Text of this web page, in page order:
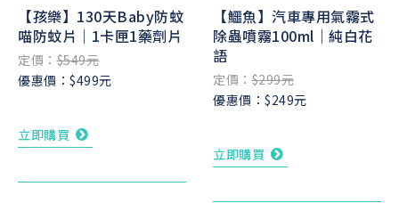
【孩樂】130天Baby防蚊
喵防蚊片｜1卡匣1藥劑片
定價：$549元
優惠價：$499元
立即購買
【鱷魚】汽車專用氣霧式
除蟲噴霧100ml｜純白花
語
定價：$299元
優惠價：$249元
立即購買